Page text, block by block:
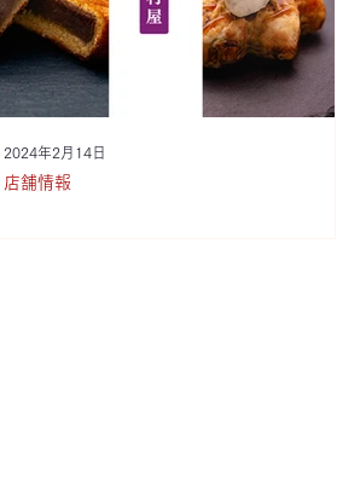
店舗情報
2024年2月14日